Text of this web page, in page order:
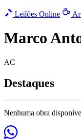
Leilões Online
Marco
AC
Destaques
Nenhuma obra